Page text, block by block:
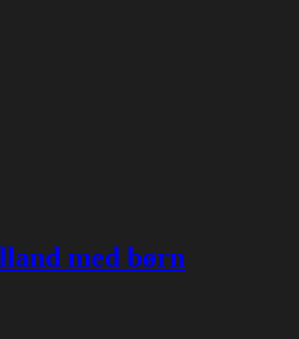
med børn